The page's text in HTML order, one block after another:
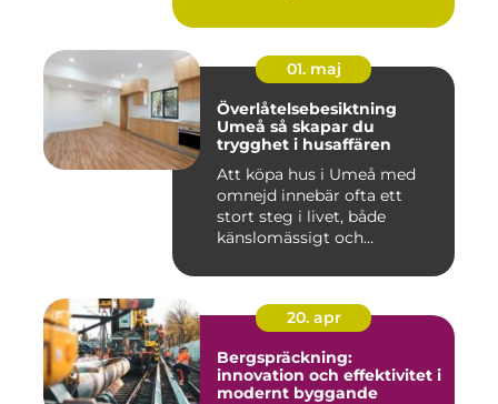
01. maj
Överlåtelsebesiktning
Umeå så skapar du
trygghet i husaffären
Att köpa hus i Umeå med
omnejd innebär ofta ett
stort steg i livet, både
känslomässigt och
20. apr
Bergspräckning:
innovation och effektivitet i
modernt byggande